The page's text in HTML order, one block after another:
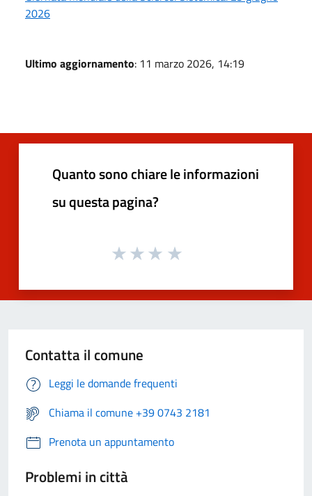
2026
Ultimo aggiornamento: 11 marzo 2026, 14:19
Quanto sono chiare le informazioni
su questa pagina?
Contatta il comune
Leggi le domande frequenti
Chiama il comune +39 0743 2181
Prenota un appuntamento
Problemi in città